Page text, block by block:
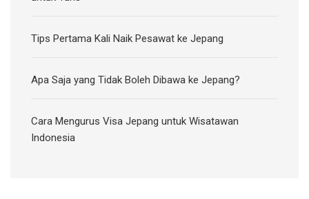
Tips Pertama Kali Naik Pesawat ke Jepang
Apa Saja yang Tidak Boleh Dibawa ke Jepang?
Cara Mengurus Visa Jepang untuk Wisatawan
Indonesia